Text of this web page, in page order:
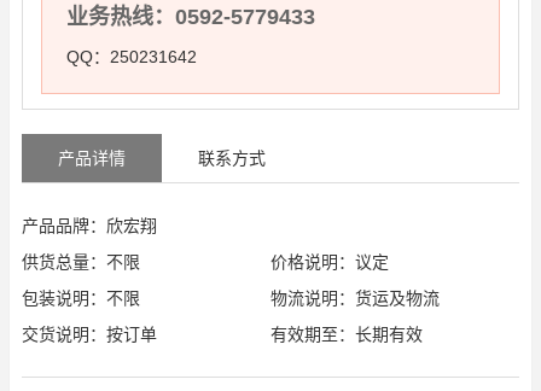
业务热线：0592-5779433
QQ：250231642
产品详情 联系方式
产品品牌：欣宏翔
供货总量：不限
价格说明：议定
包装说明：不限
物流说明：货运及物流
交货说明：按订单
有效期至：长期有效